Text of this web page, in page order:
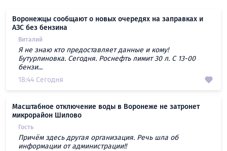
Воронежцы сообщают о новых очередях на заправках и
АЗС без бензина
Виталий
Я не знаю кто предоставляет данные и кому!
Бутурлиновка. Сегодня. Роснефть лимит 30 л. С 13-00
бензи...
18:44 Сегодня
Масштабное отключение воды в Воронеже не затронет
микрорайон Шилово
Гость
Причём здесь другая организация. Речь шла об
информации от администрации!!